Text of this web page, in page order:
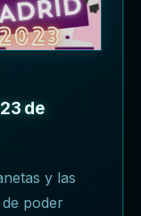
de
y las
poder